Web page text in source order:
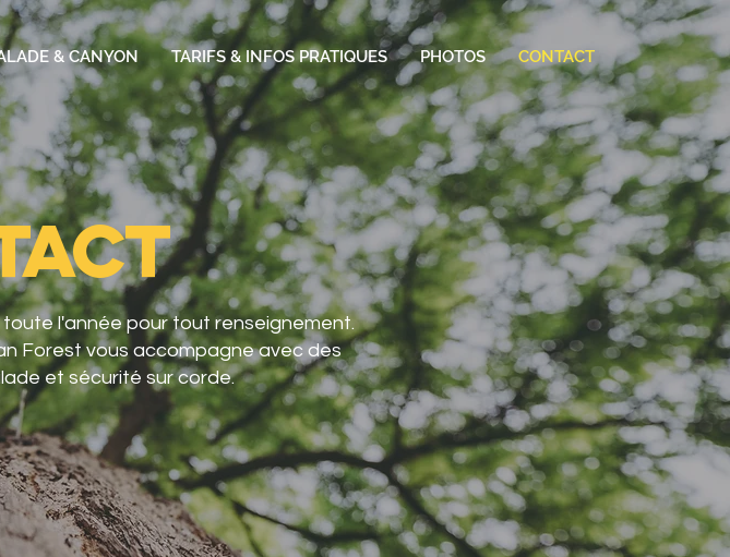
& CANYON TARIFS & INFOS PRATIQUES PHOTOS CONTACT
l'année pour tout renseignement.
Forest vous accompagne avec des
et sécurité sur corde.